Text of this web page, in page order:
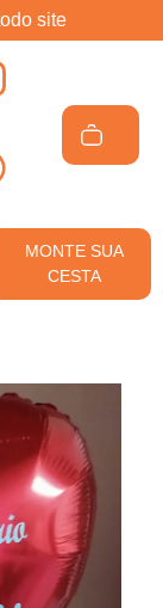
site
MONTE SUA
CESTA